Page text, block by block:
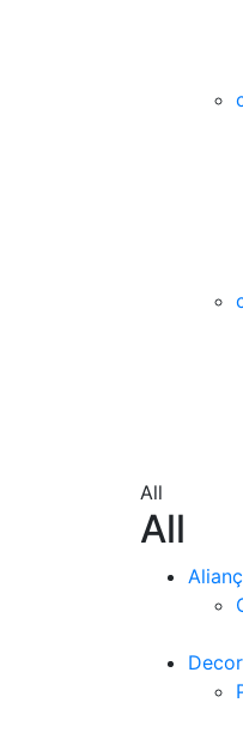
All
All